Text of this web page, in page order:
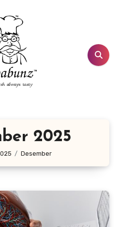
2025
Desember